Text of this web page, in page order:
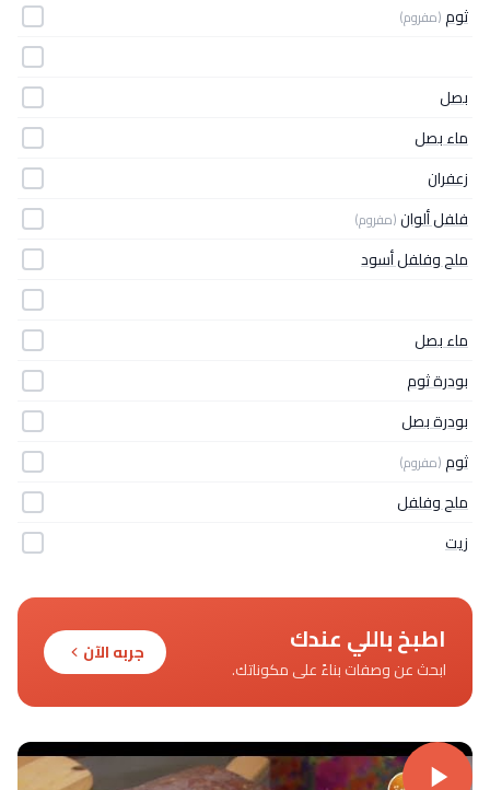
ثوم(مفروم)
بصل
ماء بصل
زعفران
فلفل ألوان(مفروم)
ملح وفلفل أسود
ماء بصل
بودرة ثوم
بودرة بصل
ثوم(مفروم)
ملح وفلفل
زيت
اطبخ باللي عندك
ابحث عن وصفات بناءً على مكوناتك.
جربه الآن